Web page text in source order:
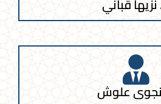
قباني
علوش